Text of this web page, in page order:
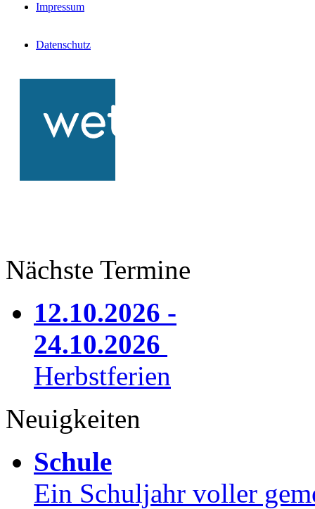
Impressum
Datenschutz
Nächste Termine
12.10.2026 -
24.10.2026
Herbstferien
Neuigkeiten
Schule
Ein Schuljahr voller